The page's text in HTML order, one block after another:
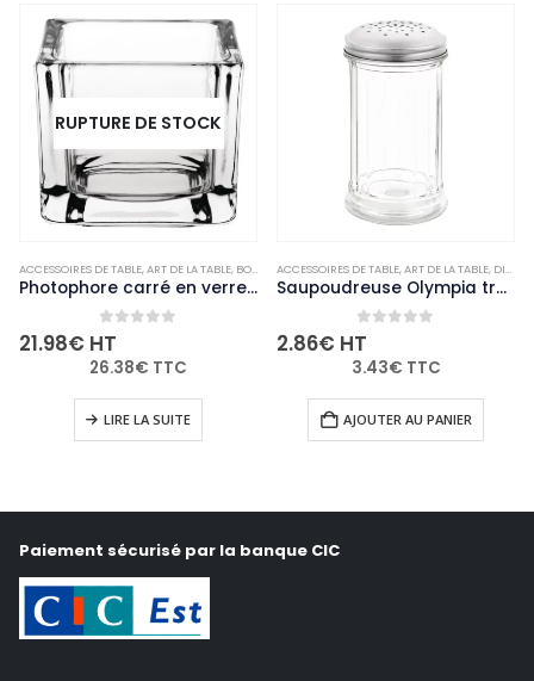
,NON-PALETTISABLE
RUPTURE DE STOCK
ACCESSOIRES DE TABLE,ART DE LA TABLE, BOUGIES ET PHOTOPHORES ,NON-PALETTISABLE
Photophore carré en verre transparent Olympia lot de 6
0out of 5
21.98€ HT
26.38€ TTC
LIRE LA SUITE
ACCESSOIRES DE TABLE,ART DE LA TABLE, DIVERS
Saupoudreuse Olympia trous de 4mm
0
2.86€ HT
3.43€ TTC
AJOUTER AU PANIER
Paiement sécurisé par la banque CIC